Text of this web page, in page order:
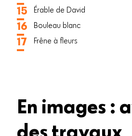
Érable de David
Bouleau blanc
Frêne à fleurs
En images :